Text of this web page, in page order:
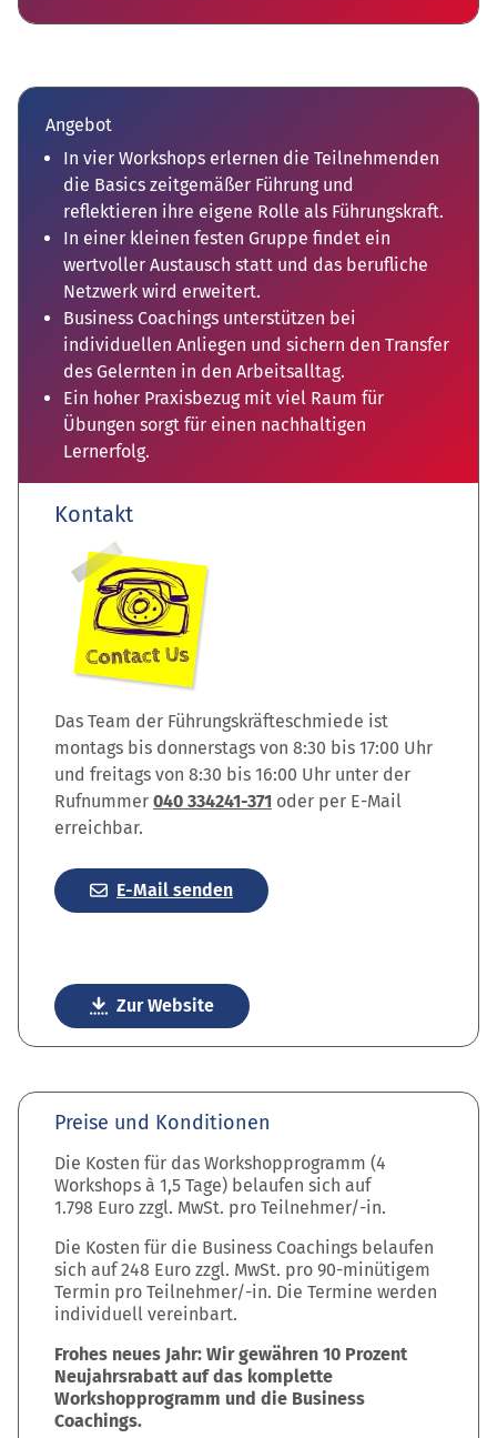
Angebot
In vier Workshops erlernen die Teilnehmenden
die Basics zeitgemäßer Führung und
reflektieren ihre eigene Rolle als Führungskraft.
In einer kleinen festen Gruppe findet ein
wertvoller Austausch statt und das berufliche
Netzwerk wird erweitert.
Business Coachings unterstützen bei
individuellen Anliegen und sichern den Transfer
des Gelernten in den Arbeitsalltag.
Ein hoher Praxisbezug mit viel Raum für
Übungen sorgt für einen nachhaltigen
Lernerfolg.
Kontakt
Das Team der Führungskräfteschmiede ist
montags bis donnerstags von 8:30 bis 17:00 Uhr
und freitags von 8:30 bis 16:00 Uhr unter der
Rufnummer 040 334241-371 oder per E-Mail
erreichbar.
E-Mail senden
Zur Website
Preise und Konditionen
Die Kosten für das Workshopprogramm (4
Workshops à 1,5 Tage) belaufen sich auf
1.798 Euro zzgl. MwSt. pro Teilnehmer/-in.
Die Kosten für die Business Coachings belaufen
sich auf 248 Euro zzgl. MwSt. pro 90-minütigem
Termin pro Teilnehmer/-in. Die Termine werden
individuell vereinbart.
Frohes neues Jahr: Wir gewähren 10 Prozent
Neujahrsrabatt auf das komplette
Workshopprogramm und die Business
Coachings.